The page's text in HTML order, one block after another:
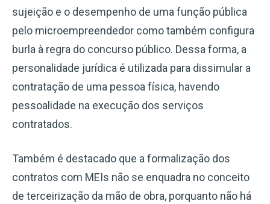
sujeição e o desempenho de uma função pública
pelo microempreendedor como também configura
burla à regra do concurso público. Dessa forma, a
personalidade jurídica é utilizada para dissimular a
contratação de uma pessoa física, havendo
pessoalidade na execução dos serviços
contratados.
Também é destacado que a formalização dos
contratos com MEIs não se enquadra no conceito
de terceirização da mão de obra, porquanto não há